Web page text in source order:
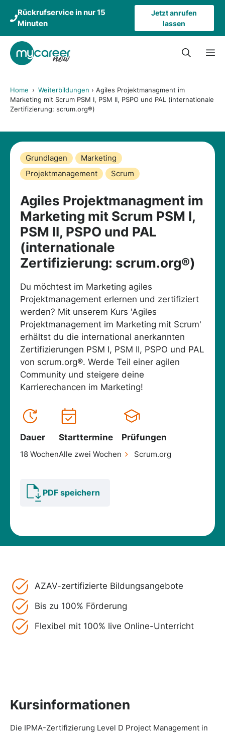
Inhalt
Rückrufservice in nur 15
Minuten
Jetzt anrufen
lassen
Home › Weiterbildungen › Agiles Projektmanagment im
Marketing mit Scrum PSM I, PSM II, PSPO und PAL (internationale
Zertifizierung: scrum.org®)
Grundlagen
Marketing
Projektmanagement
Scrum
Agiles Projektmanagment im
Marketing mit Scrum PSM I,
PSM II, PSPO und PAL
(internationale
Zertifizierung: scrum.org®)
Du möchtest im Marketing agiles
Projektmanagement erlernen und zertifiziert
werden? Mit unserem Kurs 'Agiles
Projektmanagement im Marketing mit Scrum'
erhältst du die international anerkannten
Zertifizierungen PSM I, PSM II, PSPO und PAL
von scrum.org®. Werde Teil einer agilen
Community und steigere deine
Karrierechancen im Marketing!
Dauer
18 Wochen
Starttermine
Alle zwei Wochen
Prüfungen
Scrum.org
PDF speichern
AZAV-zertifizierte Bildungsangebote
Bis zu 100% Förderung
Flexibel mit 100% live Online-Unterricht
Kursinformationen
Die IPMA-Zertifizierung Level D Project Management in